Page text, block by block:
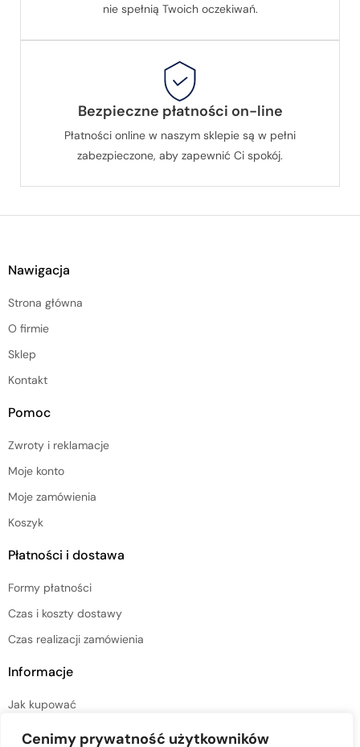
Cenimy prywatność użytkowników
nie spełnią Twoich oczekiwań.
Bezpieczne płatności on-line
Płatności online w naszym sklepie są w pełni
zabezpieczone, aby zapewnić Ci spokój.
Nawigacja
Strona główna
O firmie
Sklep
Kontakt
Pomoc
Zwroty i reklamacje
Moje konto
Moje zamówienia
Koszyk
Płatności i dostawa
Formy płatności
Czas i koszty dostawy
Czas realizacji zamówienia
Informacje
Jak kupować
Regulamin sklepu